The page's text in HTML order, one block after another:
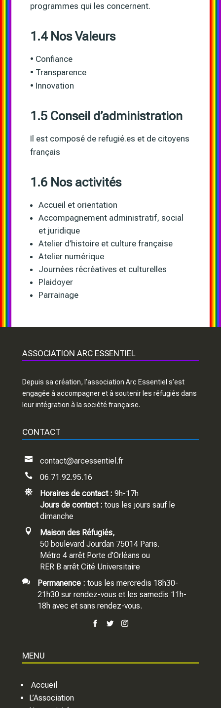
programmes qui les concernent.
1.4 Nos Valeurs
• Confiance
• Transparence
• Innovation
1.5 Conseil d’administration
Il est composé de refugié.es et de citoyens
français
1.6 Nos activités
Accueil et orientation
Accompagnement administratif, social
et juridique
Atelier d’histoire et culture française
Atelier numérique
Journées récréatives et culturelles
Plaidoyer
Parrainage
ASSOCIATION ARC ESSENTIEL
Depuis sa création, l’association Arc Essentiel s’est
engagée à accompagner et à soutenir les réfugiés dans
leur intégration à la société française.
CONTACT
 contact@arcessentiel.fr
 06.71.92.95.16
 Horaires de contact : 9h-17h
Jours de contact : tous les jours sauf le
dimanche

Maison des Réfugiés,
50 boulevard Jourdan 75014 Paris.
Métro 4 arrêt Porte d’Orléans ou
RER B arrêt Cité Universitaire
 Permanence : tous les mercredis 18h30-
21h30 sur rendez-vous et les samedis 11h-
18h avec et sans rendez-vous.
MENU
Accueil
L’Association